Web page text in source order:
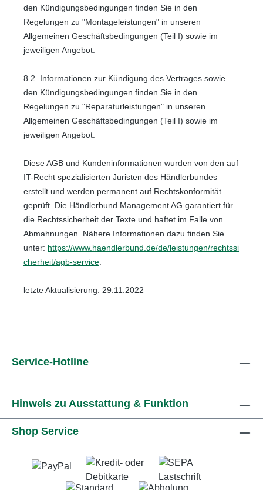
den Kündigungsbedingungen finden Sie in den
Regelungen zu "Montageleistungen" in unseren
Allgemeinen Geschäftsbedingungen (Teil I) sowie im
jeweiligen Angebot.
8.2. Informationen zur Kündigung des Vertrages sowie
den Kündigungsbedingungen finden Sie in den
Regelungen zu "Reparaturleistungen" in unseren
Allgemeinen Geschäftsbedingungen (Teil I) sowie im
jeweiligen Angebot.
Diese AGB und Kundeninformationen wurden von den auf
IT-Recht spezialisierten Juristen des Händlerbundes
erstellt und werden permanent auf Rechtskonformität
geprüft. Die Händlerbund Management AG garantiert für
die Rechtssicherheit der Texte und haftet im Falle von
Abmahnungen. Nähere Informationen dazu finden Sie
unter: https://www.haendlerbund.de/de/leistungen/rechtssi
cherheit/agb-service
letzte Aktualisierung: 29.11.2022
Service-Hotline
Hinweis zu Ausstattung & Funktion
Shop Service